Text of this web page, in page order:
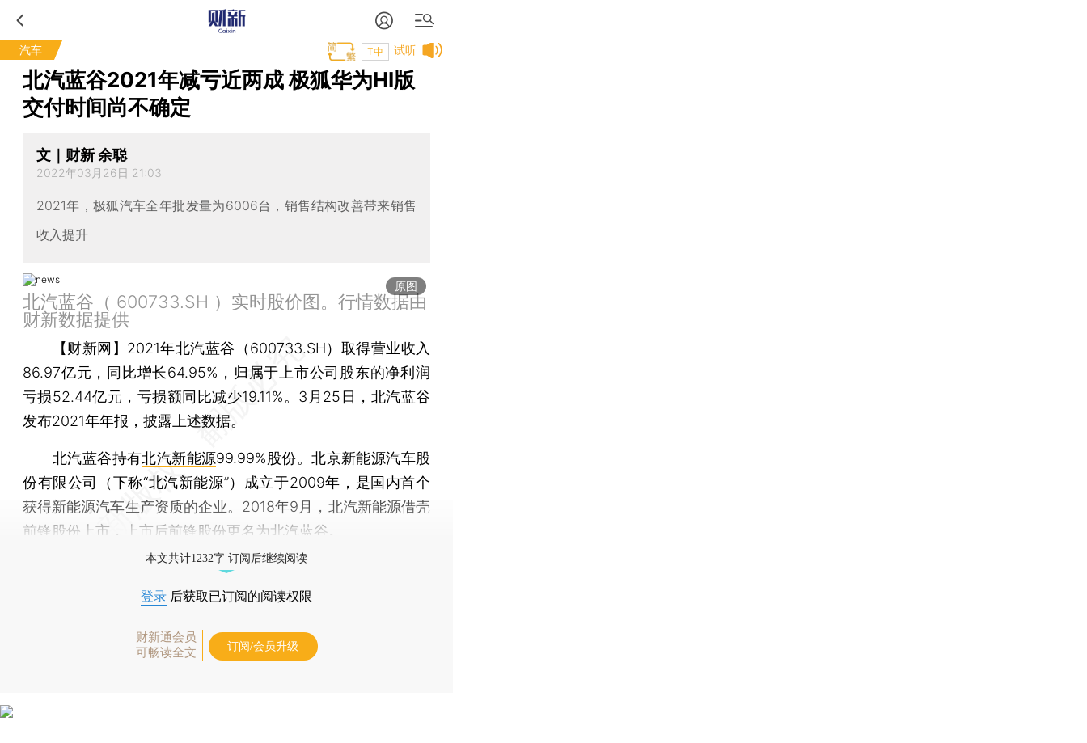
汽车 试听
T中
北汽蓝谷2021年减亏近两成 极狐华为HI版
交付时间尚不确定
文｜财新 余聪
2022年03月26日 21:03
2021年，极狐汽车全年批发量为6006台，销售结构改善带来销售
收入提升
原图
北汽蓝谷（ 600733.SH ）实时股价图。行情数据由
财新数据提供
【财新网】 2021年北汽蓝谷 （600733.SH）取得营业收入
86.97亿元，同比增长64.95%，归属于上市公司股东的净利润
亏损52.44亿元，亏损额同比减少19.11%。3月25日，北汽蓝谷
发布2021年年报，披露上述数据。
北汽蓝谷持有北汽新能源99.99%股份。北京新能源汽车股
份有限公司（下称“北汽新能源”）成立于2009年，是国内首个
获得新能源汽车生产资质的企业。2018年9月，北汽新能源借壳
前锋股份上市，上市后前锋股份更名为北汽蓝谷。
本文共计1232字 订阅后继续阅读
登录 后获取已订阅的阅读权限
财新通会员
可畅读全文
订阅/会员升级